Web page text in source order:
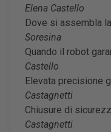
Elena Castello
Dove si assembla
Soresina
Quando il robot
Castello
Elevata precisione
Castagnetti
Chiusure di
Castagnetti